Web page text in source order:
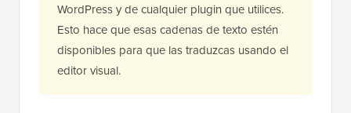
WordPress y de cualquier plugin que utilices.
Esto hace que esas cadenas de texto estén
disponibles para que las traduzcas usando el
editor visual.